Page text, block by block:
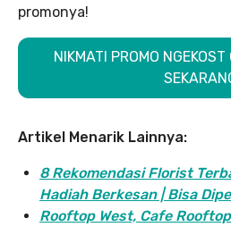
promonya!
NIKMATI PROMO
Artikel Menarik Lainnya:
8 Rekomendasi Florist
Hadiah Berkesan | Bisa
Rooftop West, Cafe